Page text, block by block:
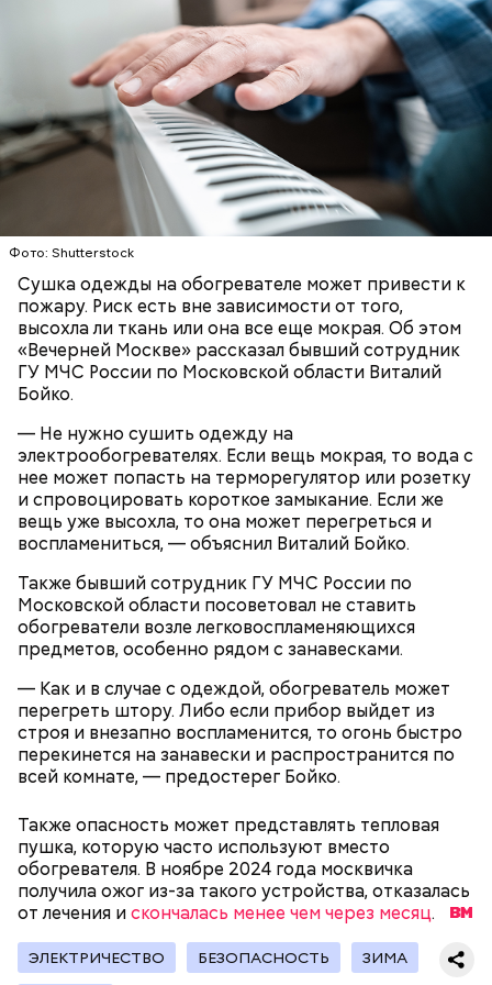
Фото: Shutterstock
Сушка одежды на обогревателе может привести к
пожару. Риск есть вне зависимости от того,
высохла ли ткань или она все еще мокрая. Об этом
«Вечерней Москве» рассказал бывший сотрудник
ГУ МЧС России по Московской области Виталий
Бойко.
— Не нужно сушить одежду на
электрообогревателях. Если вещь мокрая, то вода с
нее может попасть на терморегулятор или розетку
и спровоцировать короткое замыкание. Если же
вещь уже высохла, то она может перегреться и
воспламениться, — объяснил Виталий Бойко.
Также бывший сотрудник ГУ МЧС России по
Московской области посоветовал не ставить
обогреватели возле легковоспламеняющихся
предметов, особенно рядом с занавесками.
— Как и в случае с одеждой, обогреватель может
перегреть штору. Либо если прибор выйдет из
строя и внезапно воспламенится, то огонь быстро
перекинется на занавески и распространится по
всей комнате, — предостерег Бойко.
Также опасность может представлять тепловая
пушка, которую часто используют вместо
обогревателя. В ноябре 2024 года москвичка
получила ожог из-за такого устройства, отказалась
от лечения искончалась менее чем через месяц.
ЭЛЕКТРИЧЕСТВО БЕЗОПАСНОСТЬ ЗИМА
— Гасанов, являясь индивидуальным
предпринимателем, осуществлял
предпринимательскую деятельность в области
продажи и размещения рекламы в социальных
сетях. С целью сокрытия своих доходов часть
денежных средств от спонсоров розыгрышей,
Родственники обналичивали деньги и возвращали
их Гасанову. А чтобы пользоваться деньгами и не
вызвать подозрений у налоговой, Гасанов либо
распределял их между еще несколькими счетами,
либопокупал на них квартиры.
Блогеру грозило до семи лет лишения свободы.
Миссюры Константин. 3 февраля того же года,
когда молодые люди ехали вместе в машине,
подозреваемый угостил приятеля морсом с
этиленгликолем. Через два дня Константин умер в
больнице.
— Мы съездили за витаминами, вернулись обратно,
поднялись домой. У него ухудшилось самочувствие
через сутки... Его увезли в больницу,
реанимировали, и там он скончался, — рассказывал
Миссюра на допросе.
Play
Video
Видео: пресс-служба ГСУ СК по Московской области
доказать его причастность к кончине их сына не
удалось. Когда же подозреваемого задержали, он
заявил, что ничего не подсыпал в морс и утверждал,
что яд могли добавить в бутылкунекие
недоброжелатели.